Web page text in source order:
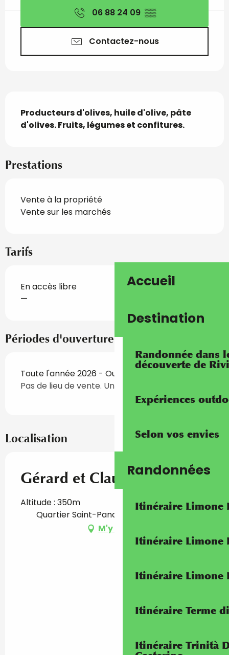
Accueil
Destination
Randonnée dans
découverte de
Expériences
Selon vos envies
Randonnées
Itinéraire Limone
Itinéraire Limone
Itinéraire Limone
Itinéraire Terme
Itinéraire Trinità
06 88 24 09 ▒▒
Contactez-nous
Description
Producteurs d'olives, huile d'olive, pâte
d'olives. Fruits, légumes et confitures.
Prestations
Vente à la propriété
Vente sur les marchés
Tarifs
En accès libre
—
Périodes d'ouverture
Toute l'année 2026 - Ouvert tous les jours
Pas de lieu de vente. Uniquement à domicile.
Localisation
Gérard et Claudie Mouazé
Altitude : 350m
Quartier Saint-Pancrace, 06380 Sospel
M'y rendre